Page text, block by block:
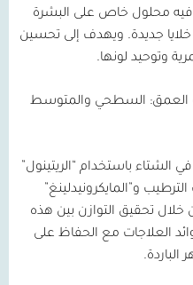
فيه محلول خاص على البشرة
خلايا جديدة. ويهدف إلى تحسين
وتوحيد لونها.
العمق: السطحي والمتوسط
الشتاء باستخدام “الريتينول”
و”المايكرونيدلينغ”
تحقيق التوازن بين هذه
العلاجات مع الحفاظ على